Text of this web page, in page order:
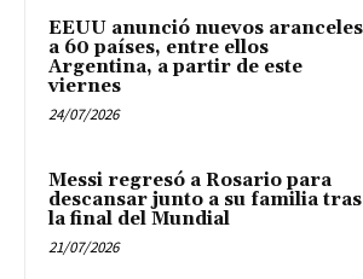
EEUU anunció nuevos aranceles
a 60 países, entre ellos
Argentina, a partir de este
viernes
24/07/2026
Messi regresó a Rosario para
descansar junto a su familia tras
la final del Mundial
21/07/2026